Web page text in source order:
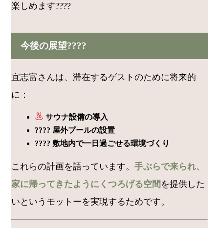
楽しめます????
今後の展望????
宜志富さんは、滞在するゲストのために将来的
に：
サウナ設備の導入
???? 屋外プールの設置
???? 敷地内で一日過ごせる環境づくり
これらの計画を語っています。 手ぶらで来られ、
家に帰ってきたようにくつろげる空間 を提供した
いというモットーを実現するためです。